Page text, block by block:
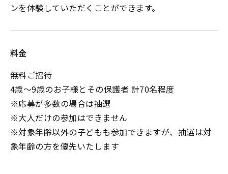
ンを体験していただくことができます。
料金
無料ご招待
4歳～9歳のお子様とその保護者 計70名程度
※応募が多数の場合は抽選
※大人だけの参加はできません
※対象年齢以外の子どもも参加できますが、抽選は対
象年齢の方を優先いたします